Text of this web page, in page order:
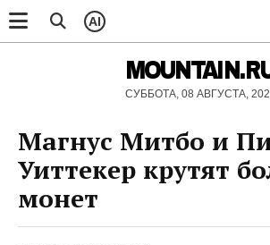
AI
СУББОТА, 08 АВГУСТА,
Магнус Митбо и
Уиттекер крутят
монет